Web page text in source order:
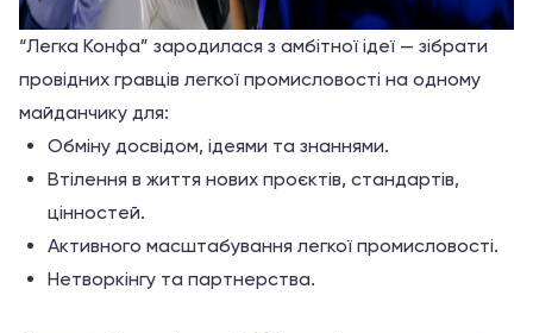
“Легка Конфа” зародилася з амбітної ідеї — зібрати
провідних гравців легкої промисловості на одному
майданчику для:
Обміну досвідом, ідеями та знаннями.
Втілення в життя нових проєктів, стандартів,
цінностей.
Активного масштабування легкої промисловості.
Нетворкінгу та партнерства.